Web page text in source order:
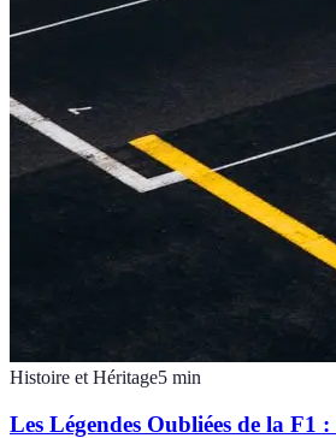
Histoire et Héritage5 min
Les Légendes Oubliées de la F1